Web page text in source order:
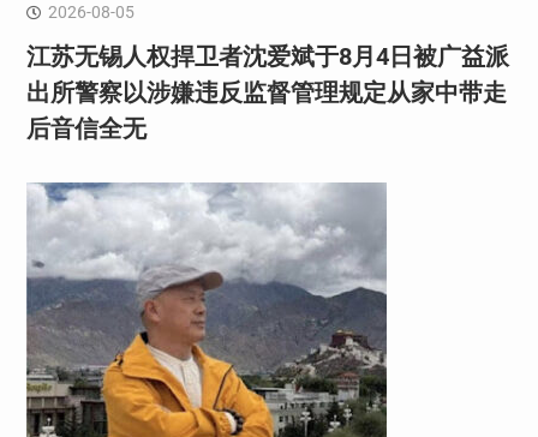
2026-08-05
江苏无锡人权捍卫者沈爱斌于8月4日被广益派
出所警察以涉嫌违反监督管理规定从家中带走
后音信全无